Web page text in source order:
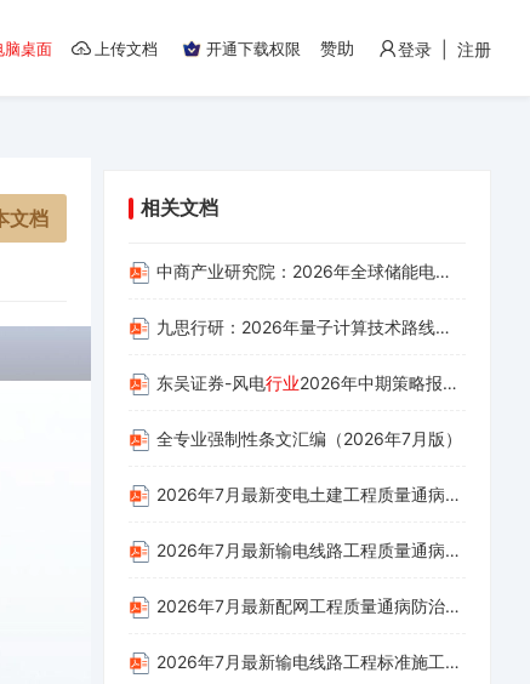
脑桌面 上传文档 开通下载权限 赞助 登录 | 注册
文档 相关文档
中商产业研究院：2026年全球储能电池供需白皮书
九思行研：2026年量子计算技术路线演进与产业链全景
东吴证券-风电行业2026年中期策略报告：短期招标承压，看好“十五五”两海成长空间
全专业强制性条文汇编（2026年7月版）
2026年7月最新变电土建工程质量通病防治手册
2026年7月最新输电线路工程质量通病防治手册
2026年7月最新配网工程质量通病防治手册
2026年7月最新输电线路工程标准施工工艺手册